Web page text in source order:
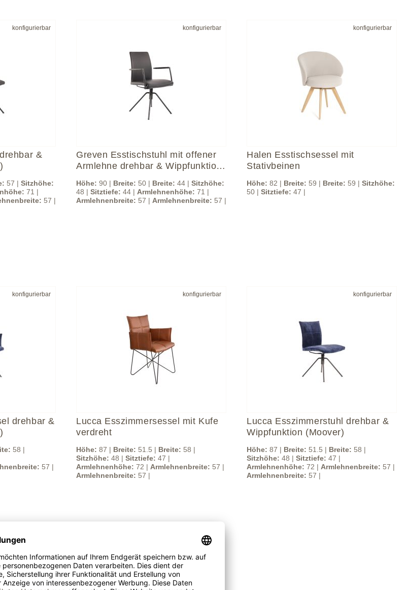
konfigurierbar
&
57 | Sitzhöhe:
71 |
57 |
konfigurierbar
Greven Esstischstuhl mit offener
Armlehne drehbar & Wippfunktion
Höhe: 90 | Breite: 50 | Breite: 44 | Sitzhöhe:
48 | Sitztiefe: 44 | Armlehnenhöhe: 71 |
Armlehnenbreite: 57 | Armlehnenbreite: 57 |
konfigurierbar
Halen Esstischsessel mit
Stativbeinen
Höhe: 82 | Breite: 59 | Breite: 59 | Sitzhöhe:
50 | Sitztiefe: 47 |
konfigurierbar
drehbar &
58 |
57 |
konfigurierbar
Lucca Esszimmersessel mit Kufe
verdreht
Höhe: 87 | Breite: 51.5 | Breite: 58 |
Sitzhöhe: 48 | Sitztiefe: 47 |
Armlehnenhöhe: 72 | Armlehnenbreite: 57 |
Armlehnenbreite: 57 |
konfigurierbar
Lucca Esszimmerstuhl drehbar &
Wippfunktion (Moover)
Höhe: 87 | Breite: 51.5 | Breite: 58 |
Sitzhöhe: 48 | Sitztiefe: 47 |
Armlehnenhöhe: 72 | Armlehnenbreite: 57 |
Armlehnenbreite: 57 |